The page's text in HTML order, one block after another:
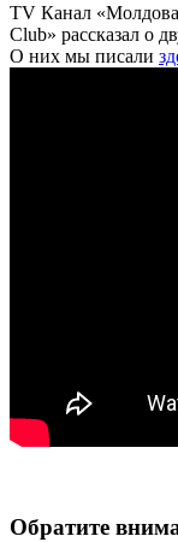
TV Канал
Club» рассказал о
О них мы писали
Обратите